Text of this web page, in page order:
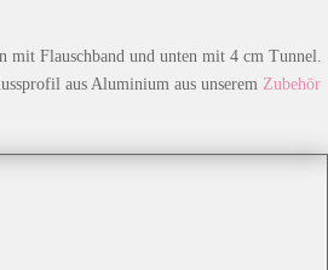
mit Flauschband und unten mit 4 cm Tunnel.
aus Aluminium aus unserem Zubehör